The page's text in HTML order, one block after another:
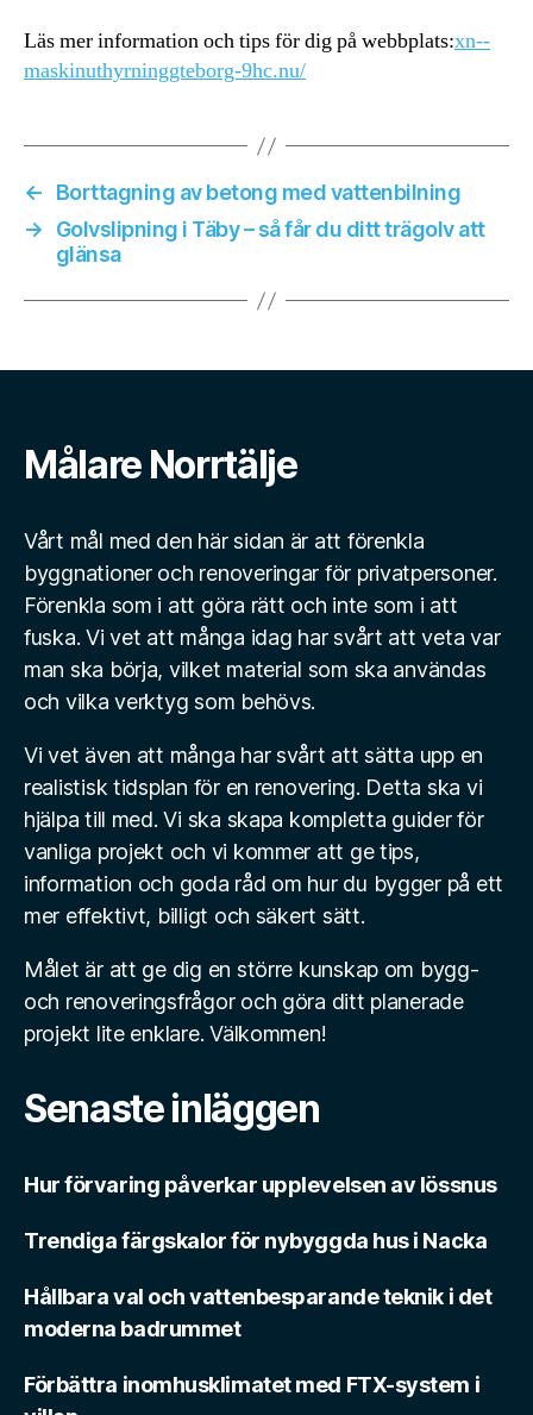
Läs mer information och tips för dig på webbplats:xn--
maskinuthyrninggteborg-9hc.nu/
←
Borttagning av betong med vattenbilning
→
Golvslipning i Täby – så får du ditt trägolv att
glänsa
Målare Norrtälje
Vårt mål med den här sidan är att förenkla
byggnationer och renoveringar för privatpersoner.
Förenkla som i att göra rätt och inte som i att
fuska. Vi vet att många idag har svårt att veta var
man ska börja, vilket material som ska användas
och vilka verktyg som behövs.
Vi vet även att många har svårt att sätta upp en
realistisk tidsplan för en renovering. Detta ska vi
hjälpa till med. Vi ska skapa kompletta guider för
vanliga projekt och vi kommer att ge tips,
information och goda råd om hur du bygger på ett
mer effektivt, billigt och säkert sätt.
Målet är att ge dig en större kunskap om bygg-
och renoveringsfrågor och göra ditt planerade
projekt lite enklare. Välkommen!
Senaste inläggen
Hur förvaring påverkar upplevelsen av lössnus
Trendiga färgskalor för nybyggda hus i Nacka
Hållbara val och vattenbesparande teknik i det
moderna badrummet
Förbättra inomhusklimatet med FTX-system i